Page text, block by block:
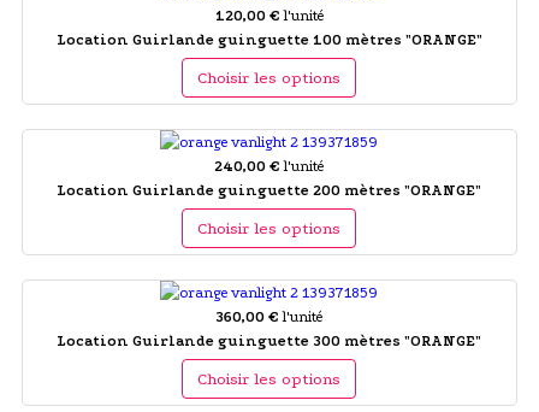
120,00 € l'unité
Location Guirlande guinguette 100 mètres "ORANGE"
Choisir les options
240,00 € l'unité
Location Guirlande guinguette 200 mètres "ORANGE"
Choisir les options
360,00 € l'unité
Location Guirlande guinguette 300 mètres "ORANGE"
Choisir les options